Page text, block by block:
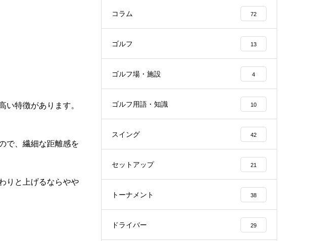
い特徴があります。
で、繊細な距離感を
りと上げるならやや
コラム 72
ゴルフ 13
ゴルフ場・施設 4
ゴルフ用語・知識 10
スイング 42
セットアップ 21
トーナメント 38
ドライバー 29